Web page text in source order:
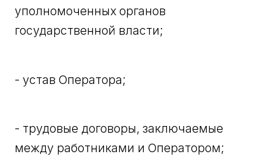
уполномоченных органов
государственной власти;
- устав Оператора;
- трудовые договоры, заключаемые
между работниками и Оператором;